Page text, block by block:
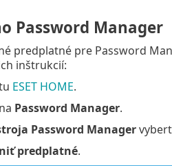
Password Manager
predplatné pre Password
inštrukcií:
ESET HOME.
Password Manager.
Password Manager
predplatné.